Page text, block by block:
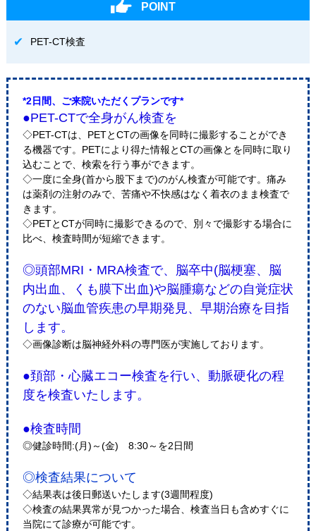
POINT
PET-CT検査
*2日間、ご来院いただくプランです*
●PET-CTで全身がん検査を
◇PET-CTは、PETとCTの画像を同時に撮影することができ
る機器です。PETにより得た情報とCTの画像とを同時に取り
込むことで、検索を行う事ができます。
◇一度に全身(首から股下まで)のがん検査が可能です。痛み
は薬剤の注射のみで、苦痛や不快感はなく着衣のまま検査で
きます。
◇PETとCTが同時に撮影できるので、別々で撮影する場合に
比べ、検査時間が短縮できます。
◎頭部MRI・MRA検査で、脳卒中(脳梗塞、脳
内出血、くも膜下出血)や脳腫瘍などの自覚症状
のない脳血管疾患の早期発見、早期治療を目指
します。
◇画像診断は脳神経外科の専門医が実施しております。
●頚部・心臓エコー検査を行い、動脈硬化の程
度を検査いたします。
●検査時間
◎健診時間:(月)～(金) 8:30～を2日間
◎検査結果について
◇結果表は後日郵送いたします(3週間程度)
◇検査の結果異常が見つかった場合、検査当日も含めすぐに
当院にて診療が可能です。